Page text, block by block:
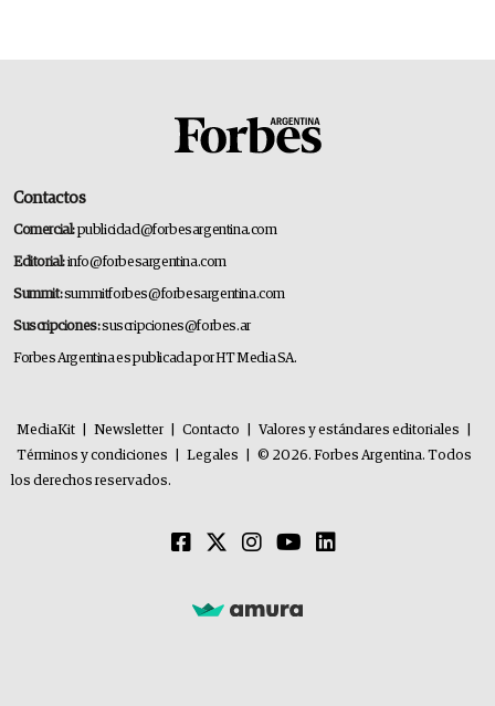
Contactos
Comercial:publicidad@forbesargentina.com
Editorial:info@forbesargentina.com
Summit:summitforbes@forbesargentina.com
Suscripciones:suscripciones@forbes.ar
Forbes Argentina es publicada por HT Media SA.
MediaKit Newsletter Contacto Valores y estándares editoriales
Términos y condiciones
Legales
© 2026. Forbes Argentina. Todos
los derechos reservados.